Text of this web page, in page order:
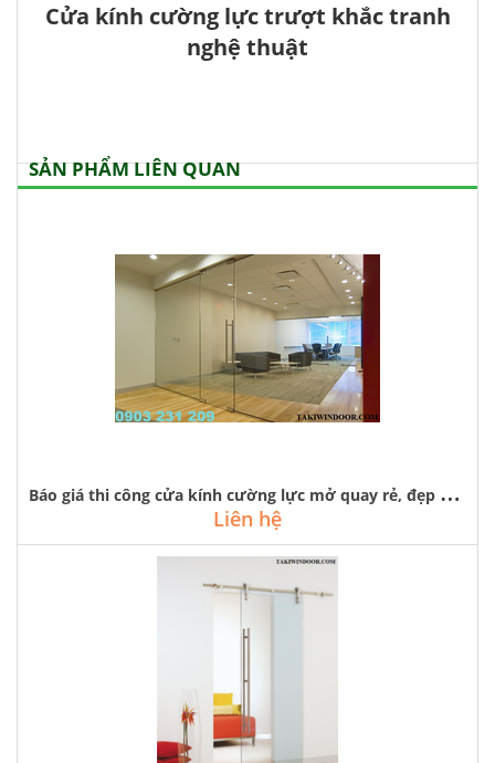
Cửa kính cường lực trượt khắc tranh
nghệ thuật
SẢN PHẨM LIÊN QUAN
B
áo giá thi công cửa kính cường lực mở quay rẻ, đẹp tại hà nội
Liên hệ